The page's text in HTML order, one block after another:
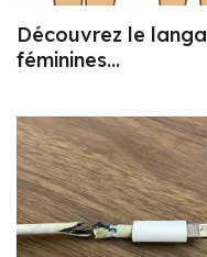
Découvrez le
féminines…